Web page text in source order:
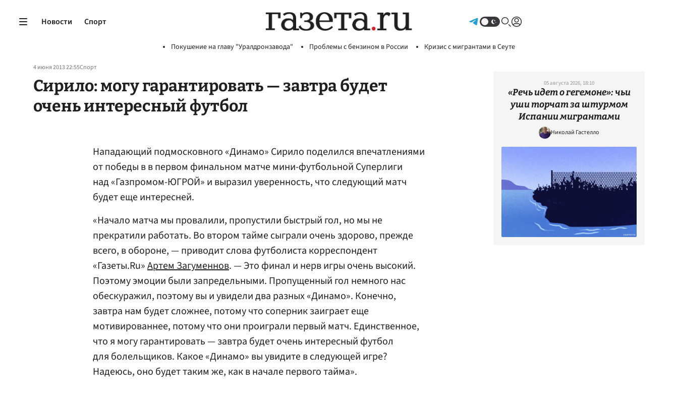
Новости Спорт
Покушение на главу "Уралдронзавода" Проблемы с бензином в России Кризис с мигрантами в Сеуте
4 июня 2013 22:55Спорт
Сирило: могу гарантировать — завтра будет
очень интересный футбол
Нападающий подмосковного «Динамо» Сирило поделился впечатлениями
от победы в в первом финальном матче мини-футбольной Суперлиги
над «Газпромом-ЮГРОЙ» и выразил уверенность, что следующий матч
будет еще интересней.
«Начало матча мы провалили, пропустили быстрый гол, но мы не
прекратили работать. Во втором тайме сыграли очень здорово, прежде
всего, в обороне, — приводит слова футболиста корреспондент
«Газеты.Ru»Артем Загуменнов. — Это финал и нерв игры очень высокий.
Поэтому эмоции были запредельными. Пропущенный гол немного нас
обескуражил, поэтому вы и увидели два разных «Динамо». Конечно,
завтра нам будет сложнее, потому что соперник заиграет еще
мотивированнее, потому что они проиграли первый матч. Единственное,
что я могу гарантировать — завтра будет очень интересный футбол
для болельщиков. Какое «Динамо» вы увидите в следующей игре?
Надеюсь, оно будет таким же, как в начале первого тайма».
05 августа 2026, 18:10
«Речь идет о гегемоне»: чьи
уши торчат за штурмом
Испании мигрантами
Николай Гастелло